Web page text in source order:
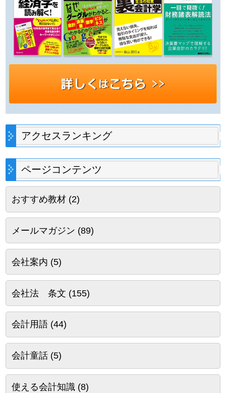
アクセスランキング
ページコンテンツ
おすすめ教材(2)
メールマガジン (89)
会社案内 (5)
会社法 条文 (155)
会計用語(44)
会計童話(5)
使える会計知識(8)